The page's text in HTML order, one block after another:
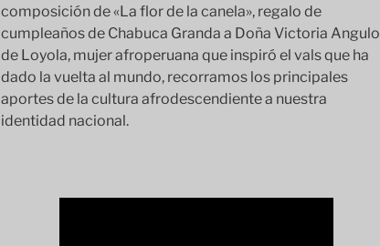
composición de «La flor de la canela», regalo de
cumpleaños de Chabuca Granda a Doña Victoria Angulo
de Loyola, mujer afroperuana que inspiró el vals que ha
dado la vuelta al mundo, recorramos los principales
aportes de la cultura afrodescendiente a nuestra
identidad nacional.